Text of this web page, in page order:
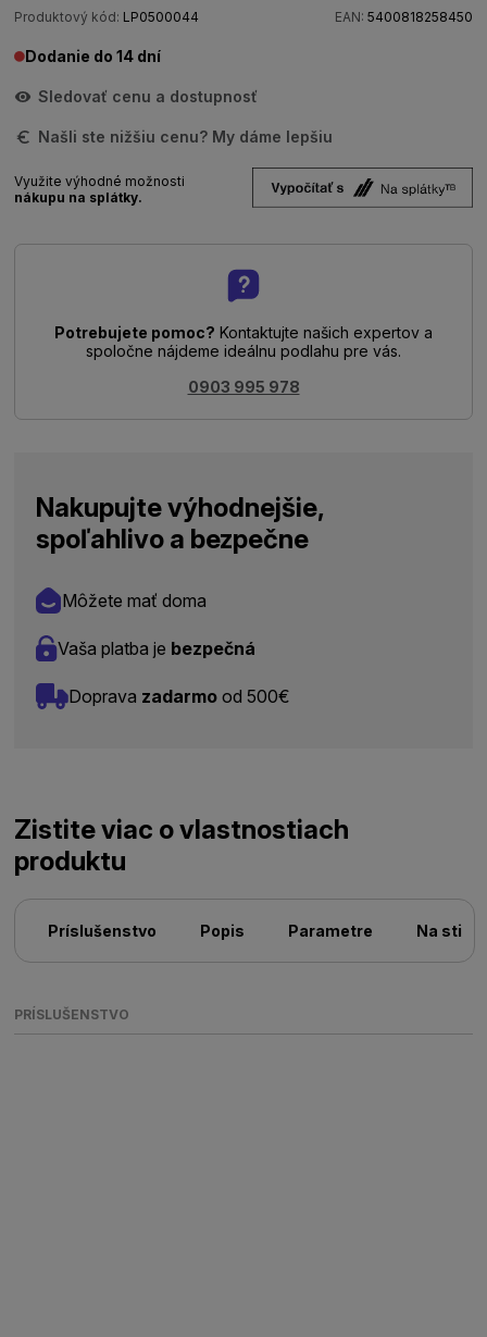
Produktový kód: LP0500044 EAN: 5400818258450
Dodanie do 14 dní
Sledovať cenu a dostupnosť
Našli ste nižšiu cenu? My dáme lepšiu
Využite výhodné možnosti
nákupu na splátky.
Potrebujete pomoc? Kontaktujte našich expertov a
spoločne nájdeme ideálnu podlahu pre vás.
0903 995 978
Nakupujte výhodnejšie,
spoľahlivo a bezpečne
Môžete mať doma
Vaša platba je bezpečná
Doprava zadarmo od 500€
Zistite viac o vlastnostiach
produktu
Príslušenstvo Popis Parametre Na
PRÍSLUŠENSTVO